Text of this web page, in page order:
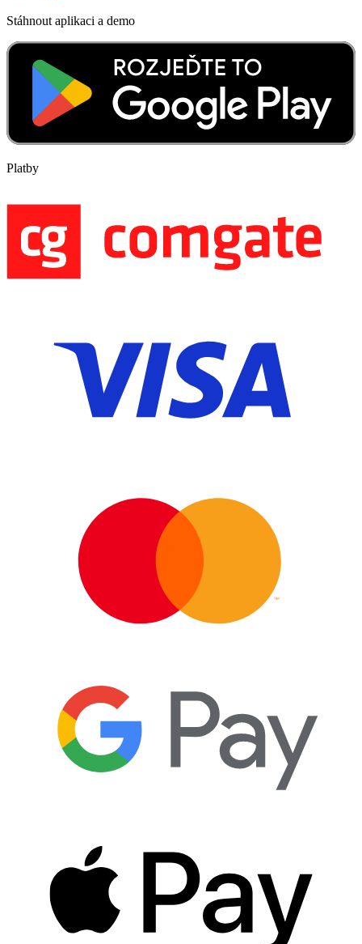
Stáhnout aplikaci a demo
Platby